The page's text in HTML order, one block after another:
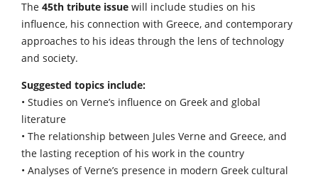
The 45th tribute issue will include studies on his
influence, his connection with Greece, and contemporary
approaches to his ideas through the lens of technology
and society.
Suggested topics include:
• Studies on Verne’s influence on Greek and global
literature
• The relationship between Jules Verne and Greece, and
the lasting reception of his work in the country
• Analyses of Verne’s presence in modern Greek cultural